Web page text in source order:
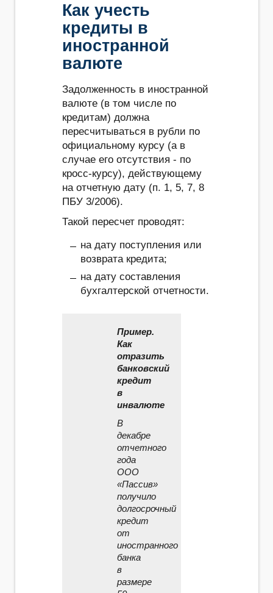
Как учесть
кредиты в
иностранной
валюте
Задолженность в иностранной
валюте (в том числе по
кредитам) должна
пересчитываться в рубли по
официальному курсу (а в
случае его отсутствия - по
кросс-курсу), действующему
на отчетную дату (п. 1, 5, 7, 8
ПБУ 3/2006).
Такой пересчет проводят:
на дату поступления или
возврата кредита;
на дату составления
бухгалтерской отчетности.
Пример.
Как
отразить
банковский
кредит
в
инвалюте
В
декабре
отчетного
года
ООО
«Пассив»
получило
долгосрочный
кредит
от
иностранного
банка
в
размере